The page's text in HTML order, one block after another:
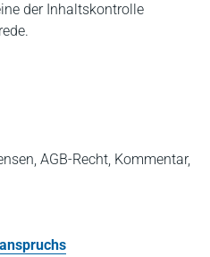
der Inhaltskontrolle
AGB-Recht, Kommentar,